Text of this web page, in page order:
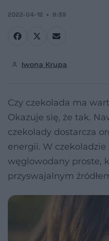
2022-04-12 9:39
Iwona Krupa
Czy czekolada ma
Okazuje się, że tak.
czekolady dostarcza
energii. W
węglowodany proste,
przyswajalnym